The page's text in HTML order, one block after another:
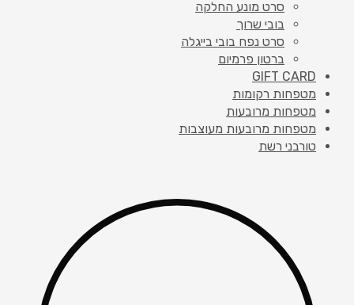
סרט מונע החלקה
בובי שרוך
סרט נפח בובי בייגלה
ברטון פרמיום
GIFT CARD
מטפחות רקומות
מטפחות מרובעות
מטפחות מרובעות מעוצבות
טורבני רשת